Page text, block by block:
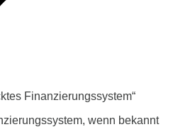
Finanzierungssystem“
wenn bekannt